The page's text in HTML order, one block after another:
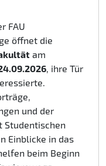
FAU
öffnet die
am
, ihre Tür
und der
Studentischen
Einblicke in das
beim Beginn